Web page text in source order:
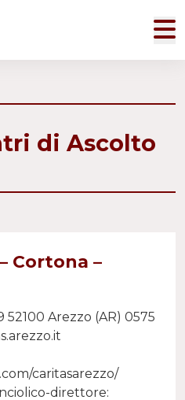
di Ascolto
Cortona –
52100 Arezzo (AR) 0575
caritasarezzo/
direttore: